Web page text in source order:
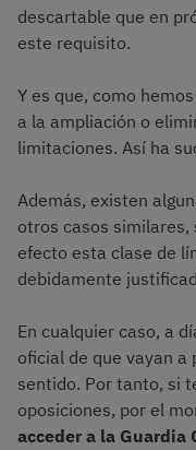
descartable que en
este requisito.
Y es que, como
a la ampliación o
limitaciones. Así ha
Además, existen
otros casos similares,
efecto esta clase de
debidamente
En cualquier caso, a
oficial de que vayan
sentido. Por tanto, si
oposiciones, por el
acceder a la Guardia